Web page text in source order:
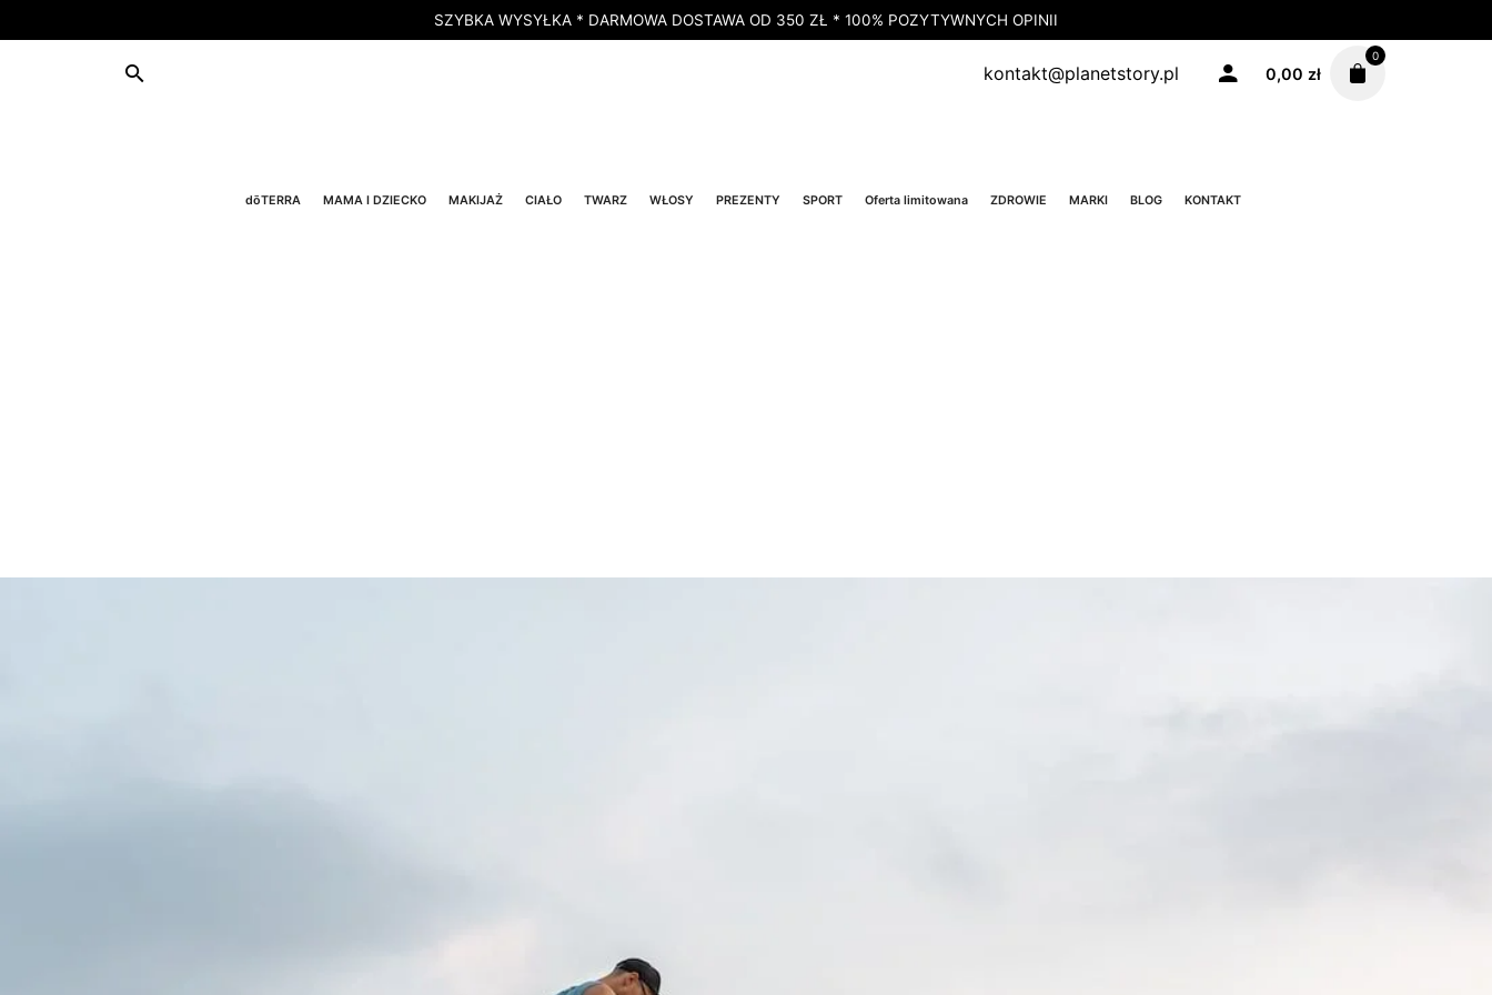
SZYBKA WYSYŁKA * DARMOWA DOSTAWA OD 350 ZŁ * 100% POZYTYWNYCH OPINII
kontakt@planetstory.pl 0,00 zł
0
dōTERRA MAMA I DZIECKO MAKIJAŻ CIAŁO TWARZ WŁOSY PREZENTY SPORT Oferta limitowana ZDROWIE MARKI BLOG KONTAKT